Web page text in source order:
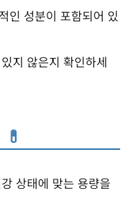
인 성분이 포함되어 있
지 않은지 확인하세
상태에 맞는 용량을